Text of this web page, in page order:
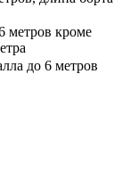
метров кроме
до 6 метров